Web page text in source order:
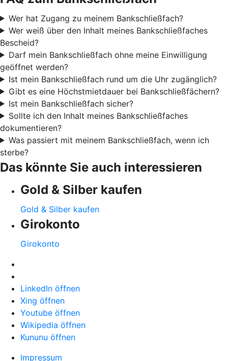
Wer hat Zugang zu meinem Bankschließfach?
Wer weiß über den Inhalt meines Bankschließfaches
Bescheid?
Darf mein Bankschließfach ohne meine Einwilligung
geöffnet werden?
Ist mein Bankschließfach rund um die Uhr zugänglich?
Gibt es eine Höchstmietdauer bei Bankschließfächern?
Ist mein Bankschließfach sicher?
Sollte ich den Inhalt meines Bankschließfaches
dokumentieren?
Was passiert mit meinem Bankschließfach, wenn ich
sterbe?
Das könnte Sie auch interessieren
Gold & Silber kaufen
Gold & Silber kaufen
Girokonto
Girokonto
LinkedIn öffnen
Xing öffnen
Youtube öffnen
Wikipedia öffnen
Kununu öffnen
Impressum